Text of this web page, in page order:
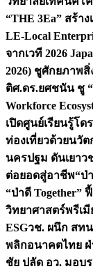
“THE 3Ea” สร้า
LE-Local
จากเวที 2026
2026) ชูศักยภาพ
ติศ.ดร.ยศชนัน ชู
Workforce
เปิดศูนย์เรียนรู้โ
ท่องเที่ยวด้วยนวัต
นครปฐม ดันเยาว
ต่อยอดสู่อาชีพ“ป่
“ป่าดี Together”
วิทยาศาสตร์พรีเ
ESGวช. ผนึก สท
พลิกอนาคตไทย ฝ่
ชัย ปลัด อว. มอบ